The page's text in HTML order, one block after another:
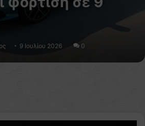
9 Ιουλίου 2026 0